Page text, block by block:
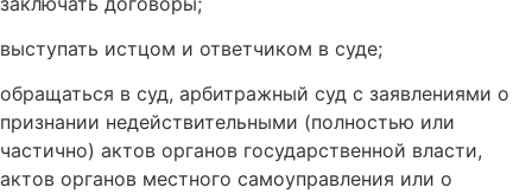
выступать истцом и ответчиком в суде;
обращаться в суд, арбитражный суд с заявлениями о
признании недействительными (полностью или
частично) актов органов государственной власти,
актов органов местного самоуправления или о